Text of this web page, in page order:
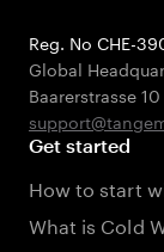
Reg. No CHE-
Global
Baarerstrasse 10
Get started
How to start
What is Cold